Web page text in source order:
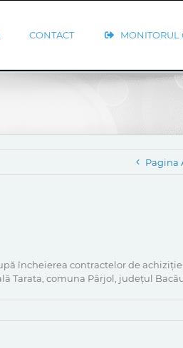
CONTACT MONITORUL
Pagina
încheierea contractelor de
Tarata, comuna Pârjol, județul